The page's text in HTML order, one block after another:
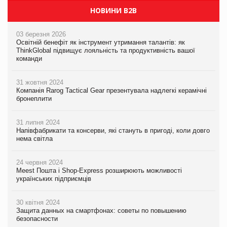
НОВИНИ B2B
03 березня 2026
Освітній бенефіт як інструмент утримання талантів: як
ThinkGlobal підвищує лояльність та продуктивність вашої
команди
31 жовтня 2024
Компанія Rarog Tactical Gear презентувала надлегкі керамічні
бронеплити
31 липня 2024
Напівфабрикати та консерви, які стануть в пригоді, коли довго
нема світла
24 червня 2024
Meest Пошта і Shop-Express розширюють можливості
українських підприємців
30 квітня 2024
Защита данных на смартфонах: советы по повышению
безопасности